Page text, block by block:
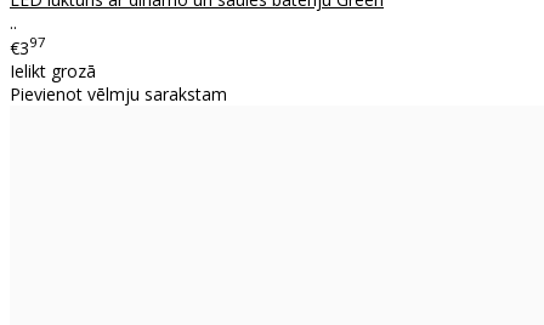
..
€397
Ielikt grozā
Pievienot vēlmju sarakstam